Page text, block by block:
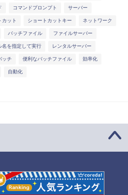
コマンドプロンプト サーバー
カット ショートカットキー ネットワーク
バッチファイル ファイルサーバー
名を指定して実行 レンタルサーバー
ッチ 便利なバッチファイル 効率化
自動化